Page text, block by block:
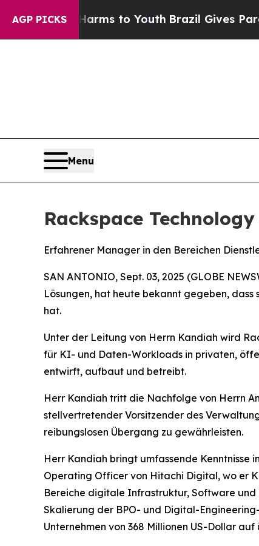
AGP PICKS
Harms to YouthBrazil Gives Parents
Menu
Rackspace
Erfahrener Manager in den Bereichen
SAN ANTONIO, Sept. 03, 2025 (GLOBE
Lösungen, hat heute bekannt gegeben,
hat.
Unter der Leitung von Herrn Kandiah wird
für KI- und Daten-Workloads in privaten,
entwirft, aufbaut und betreibt.
Herr Kandiah tritt die Nachfolge von Herrn
stellvertretender Vorsitzender des
reibungslosen Übergang zu gewährleisten.
Herr Kandiah bringt umfassende Kenntnisse
Operating Officer von Hitachi Digital, wo er
Bereiche digitale Infrastruktur, Software
Skalierung der BPO- und Digital-
Unternehmen von 368 Millionen US-Dollar